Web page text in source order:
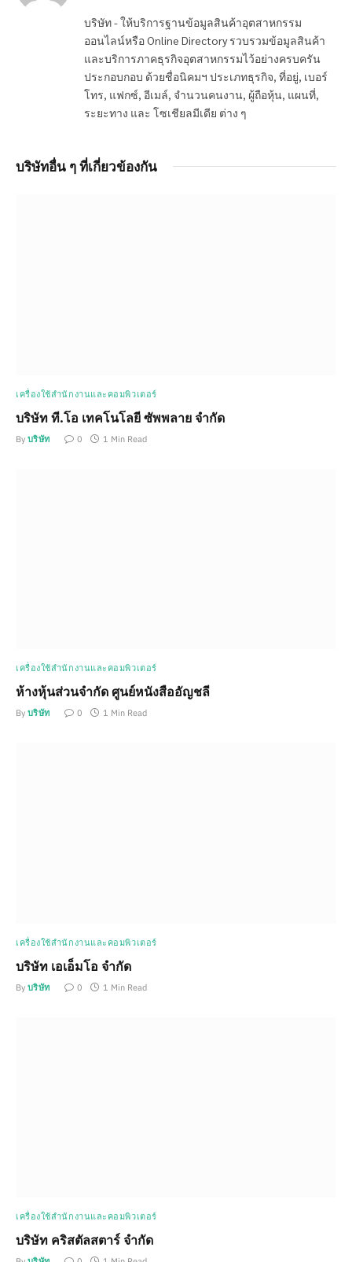
บริษัท - ให้บริการฐานข้อมูลสินค้าอุตสาหกรรม
ออนไลน์หรือ Online Directory รวบรวมข้อมูลสินค้า
และบริการภาคธุรกิจอุตสาหกรรมไว้อย่างครบครัน
ประกอบกอบ ด้วยชื่อนิคมฯ ประเภทธุรกิจ, ที่อยู่, เบอร์
โทร, แฟกซ์, อีเมล์, จำนวนคนงาน, ผู้ถือหุ้น, แผนที่,
ระยะทาง และ โซเชียลมีเดีย ต่าง ๆ
บริษัทอื่น ๆ ที่เกี่ยวข้องกัน
เครื่องใช้สำนักงานและคอมพิวเตอร์
บริษัท ที.โอ เทคโนโลยี ซัพพลาย จำกัด
By บริษัท 0 1 Min Read
เครื่องใช้สำนักงานและคอมพิวเตอร์
ห้างหุ้นส่วนจำกัด ศูนย์หนังสืออัญชลี
By บริษัท 0 1 Min Read
เครื่องใช้สำนักงานและคอมพิวเตอร์
บริษัท เอเอ็มโอ จำกัด
By บริษัท 0 1 Min Read
เครื่องใช้สำนักงานและคอมพิวเตอร์
บริษัท คริสตัลสตาร์ จำกัด